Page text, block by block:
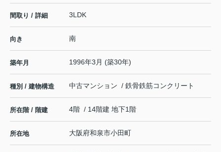
間取り / 詳細 3LDK
向き 南
築年月 1996年3月 (築30年)
種別 / 建物構造 中古マンション / 鉄骨鉄筋コンクリート
所在階 / 階建 4階 / 14階建 地下1階
所在地 大阪府和泉市小田町